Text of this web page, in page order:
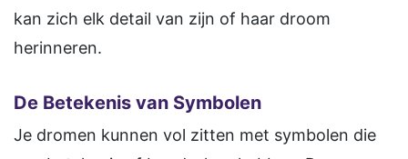
kan zich elk detail van zijn of haar droom
herinneren.
De Betekenis van Symbolen
Je dromen kunnen vol zitten met symbolen die